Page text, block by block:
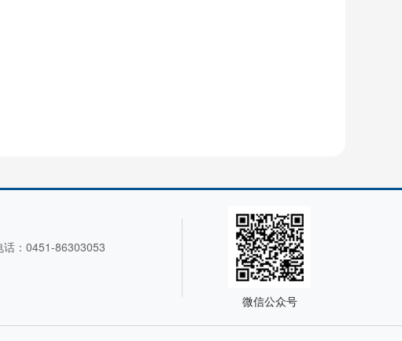
话：0451-86303053
微信公众号